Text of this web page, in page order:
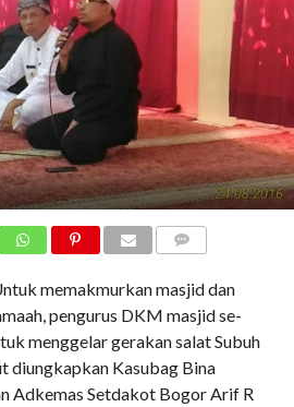
memakmurkan masjid dan
pengurus DKM masjid se-
menggelar gerakan salat Subuh
diungkapkan Kasubag Bina
Adkemas Setdakot Bogor Arif R